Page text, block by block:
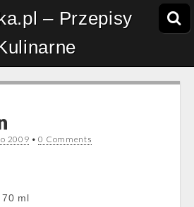
– Przepisy
2009 •0 Comments
70 ml